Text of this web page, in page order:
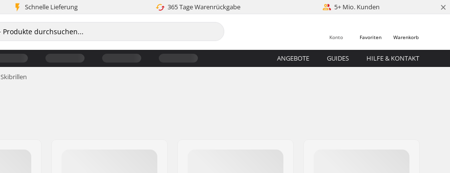
Schnelle Lieferung 365 Tage Warenrückgabe 5+ Mio. Kunden ×
Warenkorb
Favoriten
Konto
ANGEBOTE GUIDES HILFE & KONTAKT
Skibrillen